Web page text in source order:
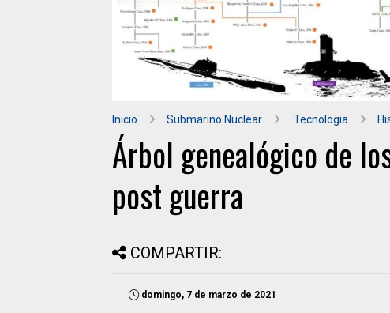
Inicio Submarino Nuclear .Tecnologia
Árbol genealógico de
post guerra
COMPARTIR:
domingo, 7 de marzo de 2021